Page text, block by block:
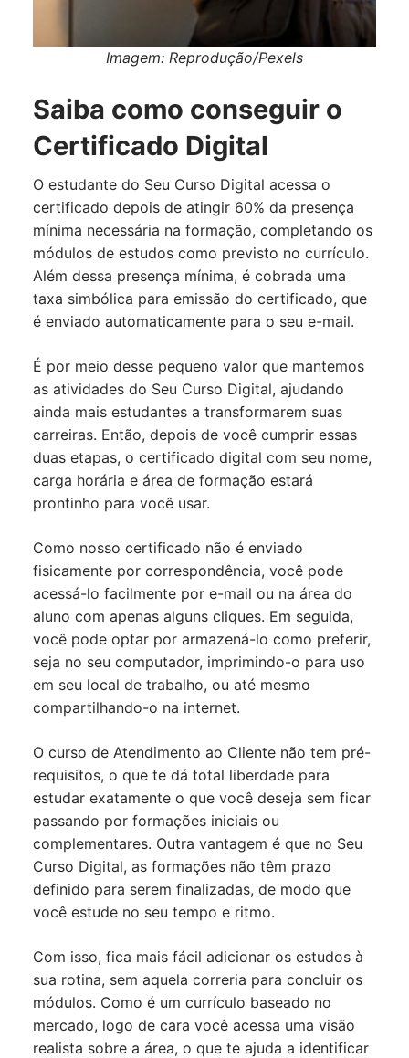
Imagem: Reprodução/Pexels
Saiba como conseguir o
Certificado Digital
O estudante do Seu Curso Digital acessa o
certificado depois de atingir 60% da presença
mínima necessária na formação, completando os
módulos de estudos como previsto no currículo.
Além dessa presença mínima, é cobrada uma
taxa simbólica para emissão do certificado, que
é enviado automaticamente para o seu e-mail.
É por meio desse pequeno valor que mantemos
as atividades do Seu Curso Digital, ajudando
ainda mais estudantes a transformarem suas
carreiras. Então, depois de você cumprir essas
duas etapas, o certificado digital com seu nome,
carga horária e área de formação estará
prontinho para você usar.
Como nosso certificado não é enviado
fisicamente por correspondência, você pode
acessá-lo facilmente por e-mail ou na área do
aluno com apenas alguns cliques. Em seguida,
você pode optar por armazená-lo como preferir,
seja no seu computador, imprimindo-o para uso
em seu local de trabalho, ou até mesmo
compartilhando-o na internet.
O curso de Atendimento ao Cliente não tem pré-
requisitos, o que te dá total liberdade para
estudar exatamente o que você deseja sem ficar
passando por formações iniciais ou
complementares. Outra vantagem é que no Seu
Curso Digital, as formações não têm prazo
definido para serem finalizadas, de modo que
você estude no seu tempo e ritmo.
Com isso, fica mais fácil adicionar os estudos à
sua rotina, sem aquela correria para concluir os
módulos. Como é um currículo baseado no
mercado, logo de cara você acessa uma visão
realista sobre a área, o que te ajuda a identificar